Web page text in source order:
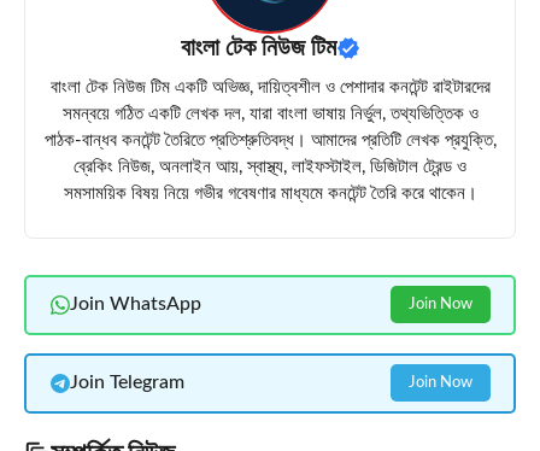
বাংলা টেক নিউজ টিম
বাংলা টেক নিউজ টিম একটি অভিজ্ঞ, দায়িত্বশীল ও পেশাদার কনটেন্ট রাইটারদের
সমন্বয়ে গঠিত একটি লেখক দল, যারা বাংলা ভাষায় নির্ভুল, তথ্যভিত্তিক ও
পাঠক-বান্ধব কনটেন্ট তৈরিতে প্রতিশ্রুতিবদ্ধ। আমাদের প্রতিটি লেখক প্রযুক্তি,
ব্রেকিং নিউজ, অনলাইন আয়, স্বাস্থ্য, লাইফস্টাইল, ডিজিটাল ট্রেন্ড ও
সমসাময়িক বিষয় নিয়ে গভীর গবেষণার মাধ্যমে কনটেন্ট তৈরি করে থাকেন।
Join WhatsApp Join Now
Join Telegram Join Now